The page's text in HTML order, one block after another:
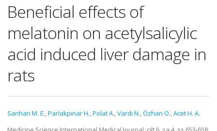
Beneficial effects of
melatonin on acetylsalicylic
acid induced liver damage in
rats
Sarıhan M. E.,Parlakpınar H.,Polat A.,Vardı N.,Özhan O.,Acet H. A.